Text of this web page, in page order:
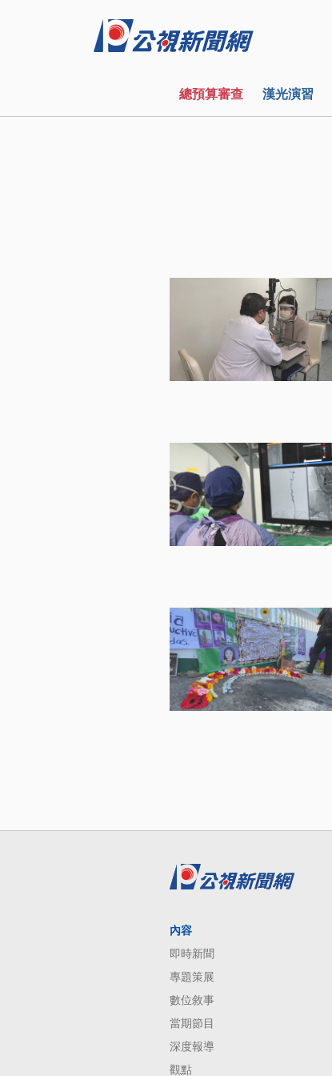
總預算審查 漢光演習
內容
即時新聞
專題策展
數位敘事
當期節目
深度報導
觀點